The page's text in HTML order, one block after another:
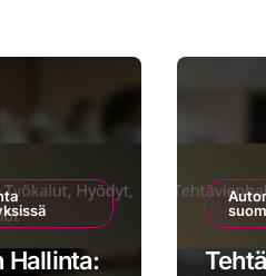
Hallinta: